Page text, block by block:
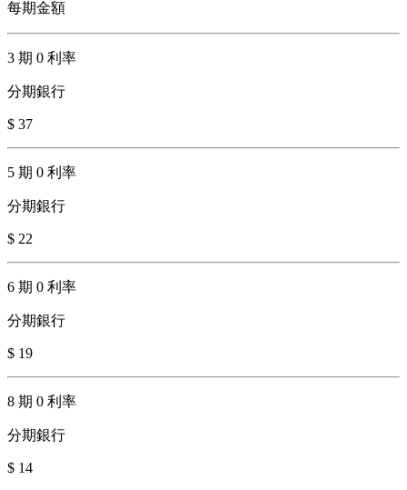
每期金額
3 期 0 利率
分期銀行
$ 37
5 期 0 利率
分期銀行
$ 22
6 期 0 利率
分期銀行
$ 19
8 期 0 利率
分期銀行
$ 14